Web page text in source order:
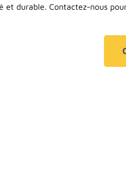
et durable. Contactez-nous